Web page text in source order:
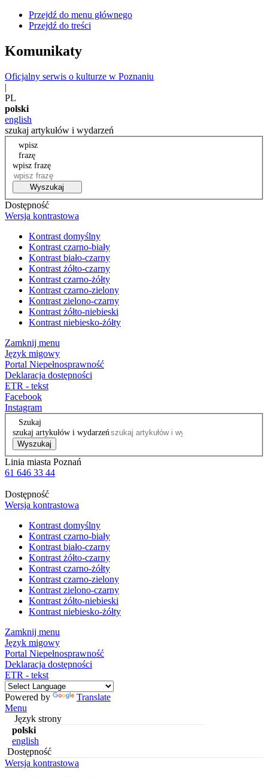
Przejdź do menu głównego
Przejdź do treści
Komunikaty
Oficjalny serwis o kulturze w Poznaniu
|
PL
polski
english
szukaj artykułów i wydarzeń
wpisz
frazę
wpisz frazę
Wyszukaj
Dostępność
Wersja kontrastowa
Kontrast domyślny
Kontrast czarno-biały
Kontrast biało-czarny
Kontrast żółto-czarny
Kontrast czarno-żółty
Kontrast czarno-zielony
Kontrast zielono-czarny
Kontrast żółto-niebieski
Kontrast niebiesko-żółty
Zamknij menu
Język migowy
Portal Niepełnosprawność
Deklaracja dostępności
ETR - tekst
Facebook
Instagram
Szukaj
szukaj artykułów i wydarzeń
Wyszukaj
Linia miasta Poznań
61 646 33 44
Dostępność
Wersja kontrastowa
Kontrast domyślny
Kontrast czarno-biały
Kontrast biało-czarny
Kontrast żółto-czarny
Kontrast czarno-żółty
Kontrast czarno-zielony
Kontrast zielono-czarny
Kontrast żółto-niebieski
Kontrast niebiesko-żółty
Zamknij menu
Język migowy
Portal Niepełnosprawność
Deklaracja dostępności
ETR - tekst
Powered by
Translate
Menu
Język strony
polski
english
Dostępność
Wersja kontrastowa